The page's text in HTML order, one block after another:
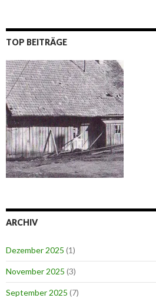
TOP BEITRÄGE
ARCHIV
Dezember 2025 (1)
November 2025 (3)
September 2025 (7)